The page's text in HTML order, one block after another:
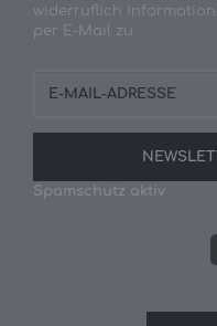
widerruflich
per E-Mail zu.
Mail-
Spamschutz aktiv